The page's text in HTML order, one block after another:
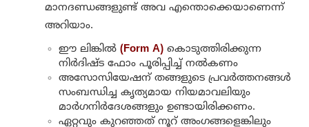
മാനദണ്ഡങ്ങളുണ്ട് അവ എന്തൊക്കെയാണെന്ന്
അറിയാം.
ഈ ലിങ്കിൽ (Form A) കൊടുത്തിരിക്കുന്ന
നിർദിഷ്ട ഫോം പൂരിപ്പിച്ച് നൽകണം
അസോസിയേഷന് തങ്ങളുടെ പ്രവർത്തനങ്ങൾ
സംബന്ധിച്ച കൃത്യമായ നിയമാവലിയും
മാർഗനിർദേശങ്ങളും ഉണ്ടായിരിക്കണം.
ഏറ്റവും കുറഞ്ഞത് നൂറ് അംഗങ്ങളെങ്കിലും